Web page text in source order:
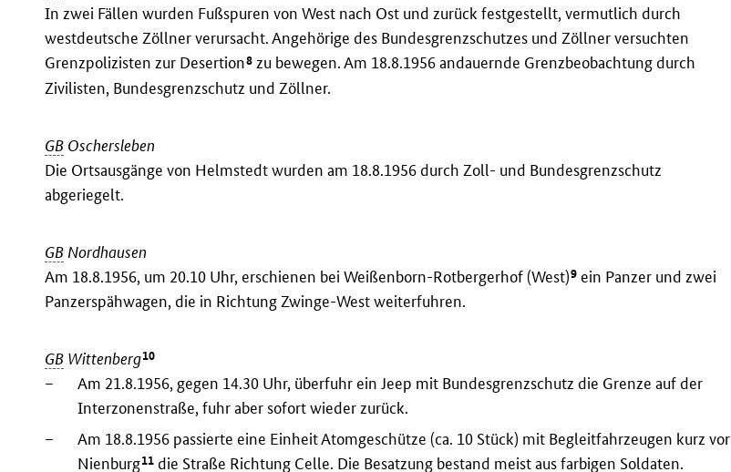
In zwei Fällen wurden Fußspuren von West nach Ost und zurück festgestellt, vermutlich durch
westdeutsche Zöllner verursacht. Angehörige des Bundesgrenzschutzes und Zöllner versuchten
Grenzpolizisten zur Desertion8 zu bewegen. Am 18.8.1956 andauernde Grenzbeobachtung durch
Zivilisten, Bundesgrenzschutz und Zöllner.
GB Oschersleben
Die Ortsausgänge von Helmstedt wurden am 18.8.1956 durch Zoll- und Bundesgrenzschutz
abgeriegelt.
GB Nordhausen
Am 18.8.1956, um 20.10 Uhr, erschienen bei Weißenborn-Rotbergerhof (West)9 ein Panzer und zwei
Panzerspähwagen, die in Richtung Zwinge-West weiterfuhren.
GB Wittenberg10
–
Am 21.8.1956, gegen 14.30 Uhr, überfuhr ein Jeep mit Bundesgrenzschutz die Grenze auf der
Interzonenstraße, fuhr aber sofort wieder zurück.
–
Am 18.8.1956 passierte eine Einheit Atomgeschütze (ca. 10 Stück) mit Begleitfahrzeugen kurz vor
Nienburg11 die Straße Richtung Celle. Die Besatzung bestand meist aus farbigen Soldaten.